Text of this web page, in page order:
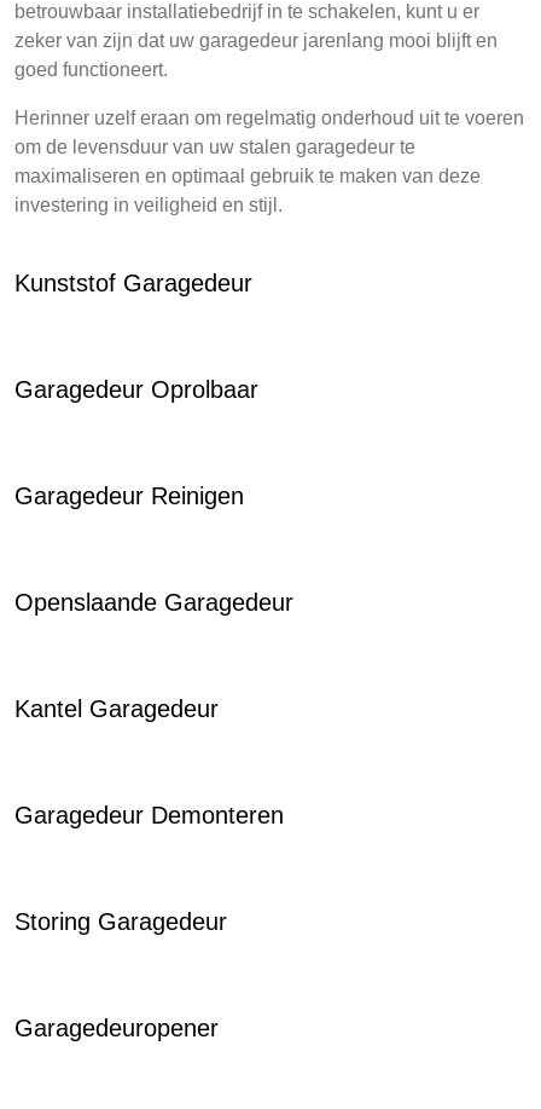
betrouwbaar installatiebedrijf in te schakelen, kunt u er
zeker van zijn dat uw garagedeur jarenlang mooi blijft en
goed functioneert.
Herinner uzelf eraan om regelmatig onderhoud uit te voeren
om de levensduur van uw stalen garagedeur te
maximaliseren en optimaal gebruik te maken van deze
investering in veiligheid en stijl.
Kunststof Garagedeur
Garagedeur Oprolbaar
Garagedeur Reinigen
Openslaande Garagedeur
Kantel Garagedeur
Garagedeur Demonteren
Storing Garagedeur
Garagedeuropener